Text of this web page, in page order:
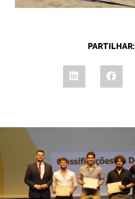
PARTILHAR: